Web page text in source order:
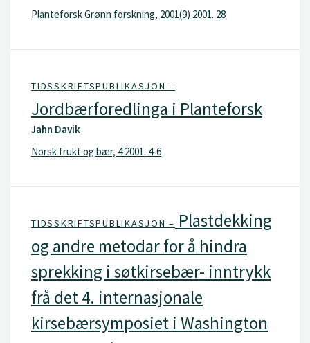
Planteforsk Grønn forskning, 2001(9) 2001. 28
TIDSSKRIFTSPUBLIKASJON –
Jordbærforedlinga i Planteforsk
Jahn Davik
Norsk frukt og bær, 4 2001. 4-6
TIDSSKRIFTSPUBLIKASJON – Plastdekking
og andre metodar for å hindra
sprekking i søtkirsebær- inntrykk
frå det 4. internasjonale
kirsebærsymposiet i Washington